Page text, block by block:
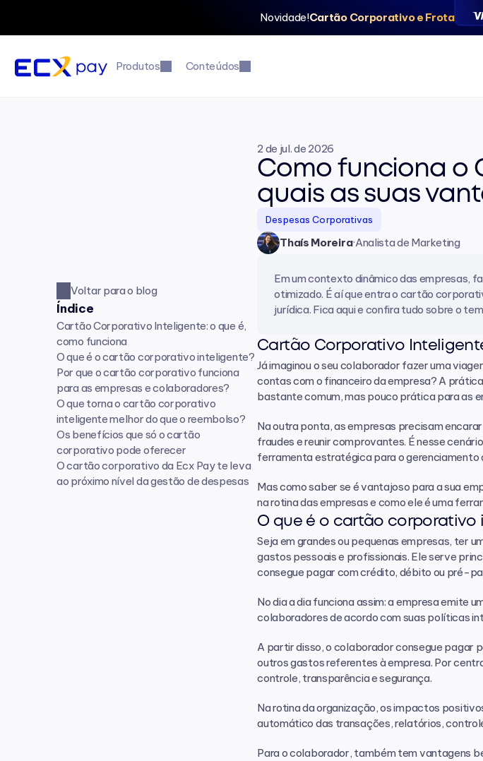
Voltar para o blog
Índice
Cartão Corporativo Inteligente: o que é,
como funciona
O que é o cartão corporativo inteligente?
Por que o cartão corporativo funciona
para as empresas e colaboradores?
O que torna o cartão corporativo
inteligente melhor do que o reembolso?
Os benefícios que só o cartão
corporativo pode oferecer
O cartão corporativo da Ecx Pay te leva
ao próximo nível da gestão de despesas
2 de jul. de 2026
Como funciona o
quais as suas
Despesas Corporativas
Thaís Moreira·Analista de Marketing
Em um contexto dinâmico das empresas,
otimizado. É aí que entra o cartão
jurídica. Fica aqui e confira tudo sobre o
Cartão Corporativo
Já imaginou o seu colaborador fazer uma
contas com o financeiro da empresa? A
bastante comum, mas pouco prática para as
Na outra ponta, as empresas precisam
fraudes e reunir comprovantes. É nesse
ferramenta estratégica para o gerenciamento
Mas como saber se é vantajoso para a sua
na rotina das empresas e como ele é uma
O que é o cartão corporativo
Seja em grandes ou pequenas empresas, ter
gastos pessoais e profissionais. Ele serve
consegue pagar com crédito, débito ou pré-
No dia a dia funciona assim: a empresa emite
colaboradores de acordo com suas políticas
A partir disso, o colaborador consegue pagar
outros gastos referentes à empresa. Por
controle, transparência e segurança.
Na rotina da organização, os impactos
automático das transações, relatórios,
Para o colaborador, também tem vantagens
Produtos Conteúdos
Novidade!Cartão Corporativo e Frota